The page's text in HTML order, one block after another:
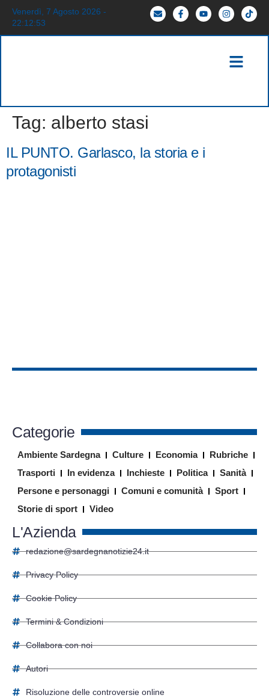
Venerdì, 7 Agosto 2026 -
22:12:53
Tag: alberto stasi
IL PUNTO. Garlasco, la storia e i
protagonisti
Categorie
Ambiente Sardegna Culture Economia
Rubriche
Trasporti
In evidenza Inchieste Politica
Sanità
Persone e personaggi
Comuni e comunità
Sport
Storie di sport
Video
L'Azienda
redazione@sardegnanotizie24.it
Privacy Policy
Cookie Policy
Termini & Condizioni
Collabora con noi
Autori
Risoluzione delle controversie online